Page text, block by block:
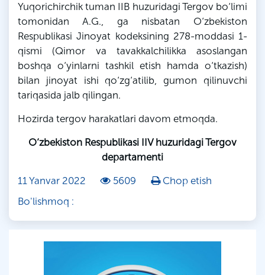
Yuqorichirchik tuman IIB huzuridagi Tergov bo‘limi
tomonidan A.G., ga nisbatan O‘zbekiston
Respublikasi Jinoyat kodeksining 278-moddasi 1-
qismi (Qimor va tavakkalchilikka asoslangan
boshqa o‘yinlarni tashkil etish hamda o‘tkazish)
bilan jinoyat ishi qo‘zg‘atilib, gumon qilinuvchi
tariqasida jalb qilingan.
Hozirda tergov harakatlari davom etmoqda.
O‘zbekiston Respublikasi IIV huzuridagi Tergov
departamenti
11 Yanvar 2022
5609
Chop etish
Bo'lishmoq :